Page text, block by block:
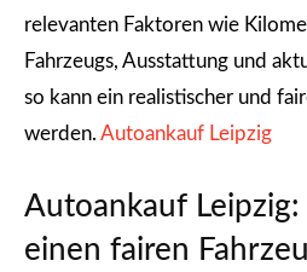
relevanten Faktoren wie
Fahrzeugs, Ausstattung und
so kann ein realistischer und
werden. Autoankauf Leipzig
Autoankauf
einen fairen